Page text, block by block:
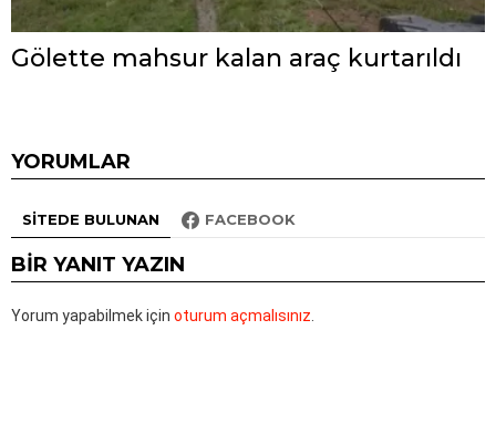
Gölette mahsur kalan araç kurtarıldı
YORUMLAR
SITEDE BULUNAN FACEBOOK
BIR YANIT YAZIN
Yorum yapabilmek için oturum açmalısınız